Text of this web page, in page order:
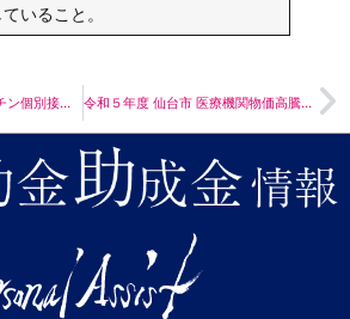
いること。
新型コロナウイルスワクチン個別接種促進のための支援について 令和５年度 仙台市 医療機関物価高騰対策支援事業補助金